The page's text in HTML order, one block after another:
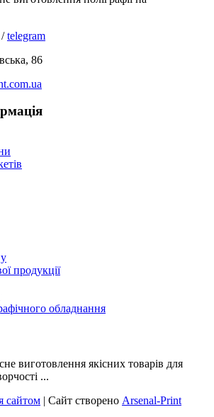
telegram
86
продукції
обладнання
виготовлення якісних товарів для
...
сайтом | Сайт створено Arsenal-Print